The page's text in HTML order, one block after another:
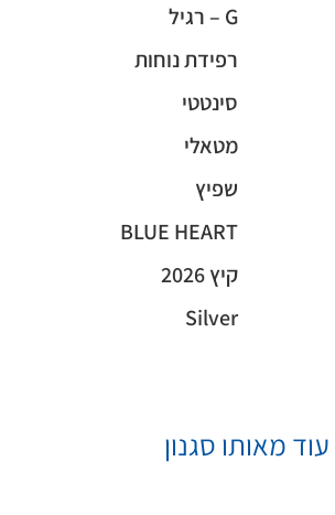
G – רגיל
רפידת נוחות
סינטטי
מטאלי
שפיץ
BLUE HEART
קיץ 2026
Silver
עוד מאותו סגנון